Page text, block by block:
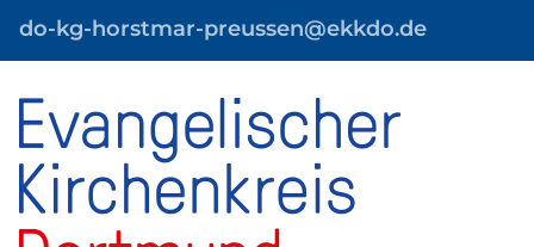
do-kg-horstmar-preussen@ekkdo.de